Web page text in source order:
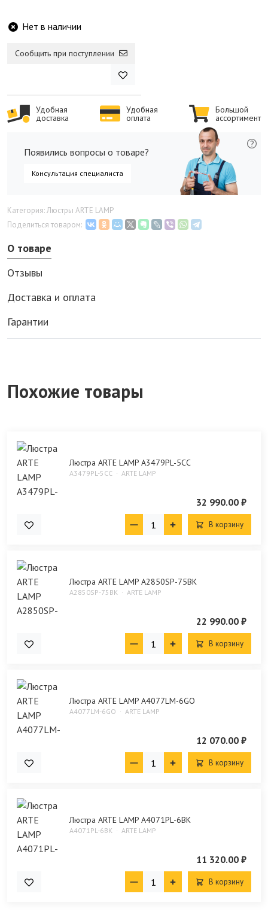
Нет в наличии
Сообщить при поступлении
Удобная
доставка
Удобная
оплата
Большой
ассортимент
Появились вопросы о товаре?
Консультация специалиста
Категория: Люстры ARTE LAMP
Поделиться товаром:
О товаре
Отзывы
Доставка и оплата
Гарантии
Похожие товары
Люстра ARTE LAMP A3479PL-5CC
A3479PL-5CC ARTE LAMP
32 990.00 ₽
В корзину
Люстра ARTE LAMP A2850SP-75BK
A2850SP-75BK ARTE LAMP
22 990.00 ₽
В корзину
Люстра ARTE LAMP A4077LM-6GO
A4077LM-6GO ARTE LAMP
12 070.00 ₽
В корзину
Люстра ARTE LAMP A4071PL-6BK
A4071PL-6BK ARTE LAMP
11 320.00 ₽
В корзину